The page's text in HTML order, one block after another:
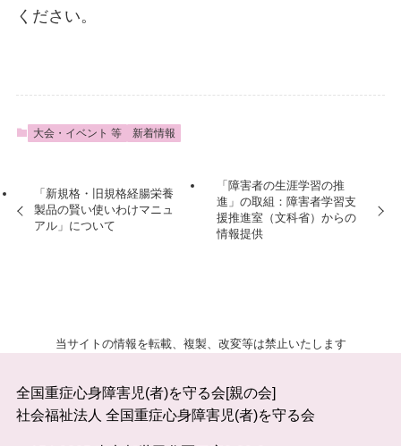
ください。
大会・イベント 等 新着情報
「新規格・旧規格経腸栄養
製品の賢い使いわけマニュ
アル」について
「障害者の生涯学習の推
進」の取組：障害者学習支
援推進室（文科省）からの
情報提供
当サイトの情報を転載、複製、改変等は禁止いたします
全国重症心身障害児(者)を守る会[親の会]
社会福祉法人 全国重症心身障害児(者)を守る会